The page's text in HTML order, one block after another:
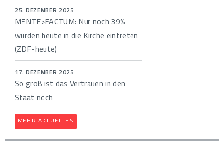
25. DEZEMBER 2025
MENTE>FACTUM: Nur noch 39%
würden heute in die Kirche eintreten
(ZDF-heute)
17. DEZEMBER 2025
So groß ist das Vertrauen in den
Staat noch
MEHR AKTUELLES